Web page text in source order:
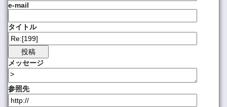
e-mail
タイトル
メッセージ
参照先